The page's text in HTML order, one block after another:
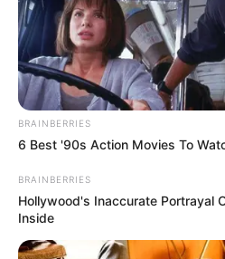
BRAINBERRIES
6 Best '90s Action Movies To
BRAINBERRIES
Hollywood's Inaccurate Portrayal
Inside